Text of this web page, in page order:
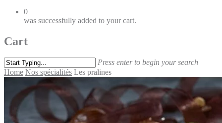
0
was successfully added to your cart.
Cart
Press enter to begin your search
Home Nos spécialités Les pralines